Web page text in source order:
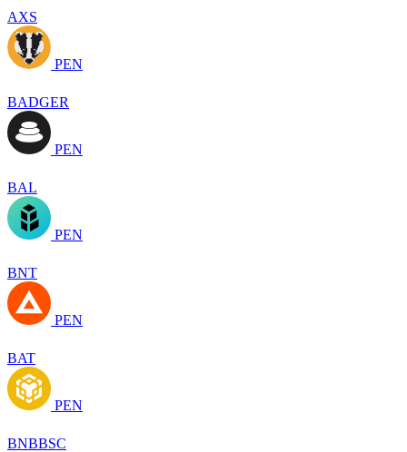
AXS
PEN
BADGER
PEN
BAL
PEN
BNT
PEN
BAT
PEN
BNBBSC